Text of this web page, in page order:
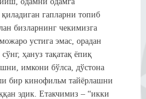
гапларни топиб
бизларнинг чекимизга
устига эмас, орадан
ҳануз тақатақ ёпиқ
имкони бўлса, дўстона
бир кинофильм тайёрлашни
эдик. Етакчимиз – “икки